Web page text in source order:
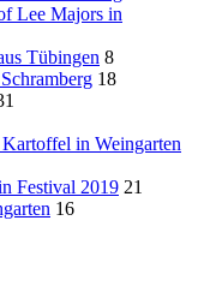
Lee Majors in
Tübingen 8
18
in Weingarten
Festival 2019 21
16